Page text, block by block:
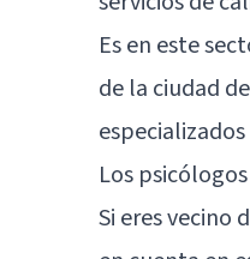
Es en este
de la ciudad
Los
Si eres vecino